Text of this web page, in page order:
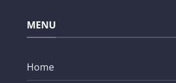
MENU
Home